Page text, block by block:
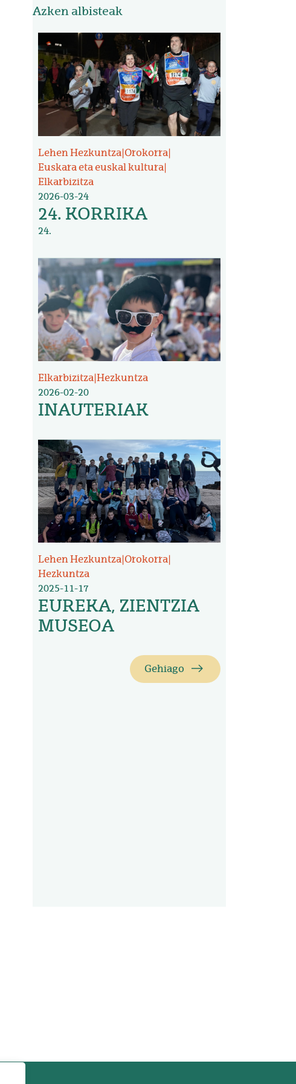
Azken albisteak
Irudia
Lehen Hezkuntza|Orokorra|
Euskara eta euskal kultura|
Elkarbizitza
2026-03-24
24. KORRIKA
24.
Irudia
Elkarbizitza|Hezkuntza
2026-02-20
INAUTERIAK
Irudia
Lehen Hezkuntza|Orokorra|
Hezkuntza
2025-11-17
EUREKA, ZIENTZIA
MUSEOA
Gehiago